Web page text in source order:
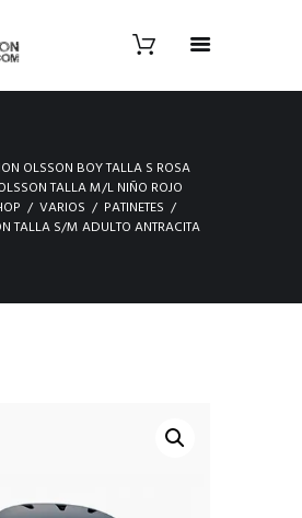
OLSSON BOY TALLA S ROSA
TALLA M/L NIÑO ROJO
VARIOS
PATINETES
TALLA S/M ADULTO ANTRACITA